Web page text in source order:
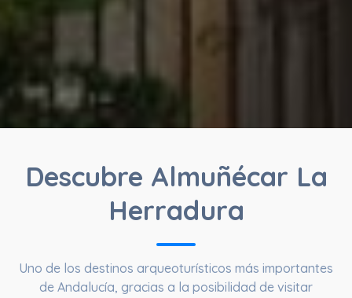
Descubre Almuñécar La
Herradura
Uno de los destinos arqueoturísticos más importantes
de Andalucía, gracias a la posibilidad de visitar